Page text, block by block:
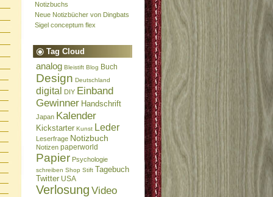
Notizbuchs
Neue Notizbücher von Dingbats
Sigel conceptum flex
Tag Cloud
analog Bleistift Blog Buch
Design Deutschland
digital DIY Einband
Gewinner Handschrift
Japan Kalender
Kickstarter Kunst Leder
Leserfrage Notizbuch
Notizen paperworld
Papier Psychologie
schreiben Shop Stift Tagebuch
Twitter USA
Verlosung Video